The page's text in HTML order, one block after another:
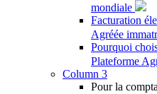
mondiale
Facturation
Agréée
Pourquoi
Plateforme
Column 3
Pour la